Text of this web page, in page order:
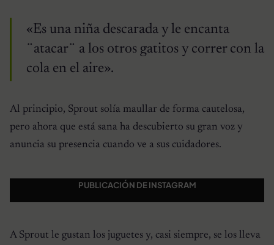
«Es una niña descarada y le encanta
¨atacar¨ a los otros gatitos y correr con la
cola en el aire».
Al principio, Sprout solía maullar de forma cautelosa,
pero ahora que está sana ha descubierto su gran voz y
anuncia su presencia cuando ve a sus cuidadores.
PUBLICACIÓN DE INSTAGRAM
A Sprout le gustan los juguetes y, casi siempre, se los lleva